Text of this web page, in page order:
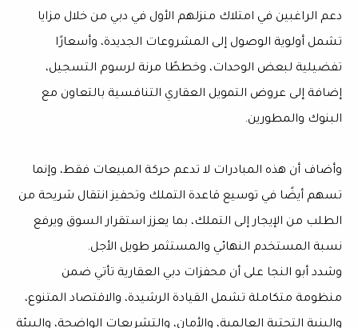
دعم الراغبين في امتلاك منزلهم الأول في دبي من خلال مزايا
تشمل أولوية الوصول إلى المشروعات الجديدة، وأسعارًا
تفضيلية لبعض الوحدات، وخططًا مرنة لرسوم التسجيل،
إضافة إلى عروض التمويل العقاري التنافسية بالتعاون مع
البنوك والمطورين.
وأضاف أن هذه المبادرات لا تدعم حركة المبيعات فقط، وإنما
تسهم أيضًا في توسيع قاعدة التملك وتحفيز انتقال شريحة من
الطلب من الإيجار إلى التملك، بما يعزز استقرار السوق ويرفع
نسبة المستخدم النهائي والمستثمر طويل الأجل.
وشدد أبو النجا على أن محفزات دبي العقارية تأتي ضمن
منظومة متكاملة تشمل القيادة الرشيدة، والاقتصاد المتنوع،
والبنية التحتية العالمية، والأمان، والتشريعات الواضحة، والبيئة